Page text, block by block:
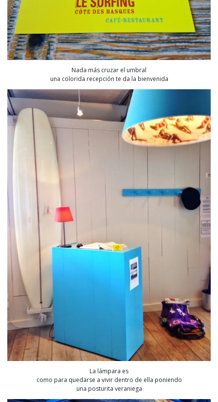
Nada más cruzar el umbral
una colorida recepción te da la bienvenida
La lámpara es
como para quedarse a vivir dentro de ella poniendo
una posturita veraniega